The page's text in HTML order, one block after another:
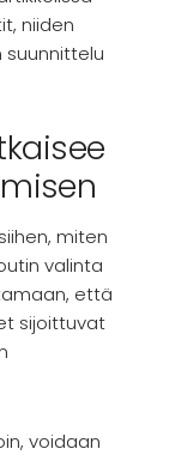
niiden
suunnittelu
miten
valinta
että
sijoittuvat
voidaan